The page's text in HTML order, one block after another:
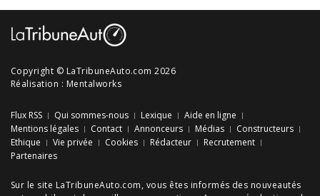
Copyright © LaTribuneAuto.com 2026
Réalisation : Mentalworks
Flux RSS Qui sommes-nous Lexique
Aide en ligne
Mentions légales
Contact Annonceurs Médias
Constructeurs
Ethique
Vie privée Cookies Rédacteur
Recrutement
Partenaires
Sur le site LaTribuneAuto.com, vous êtes informés des nouveautés